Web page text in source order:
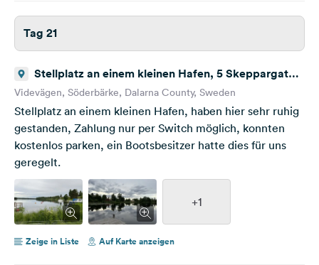
Tag 21
Stellplatz an einem kleinen Hafen, 5 Skeppargatan
777 60 Sweden
Videvägen, Söderbärke, Dalarna County, Sweden
Stellplatz an einem kleinen Hafen, haben hier sehr ruhig
gestanden, Zahlung nur per Switch möglich, konnten
kostenlos parken, ein Bootsbesitzer hatte dies für uns
geregelt.
+1
Zeige in Liste Auf Karte anzeigen